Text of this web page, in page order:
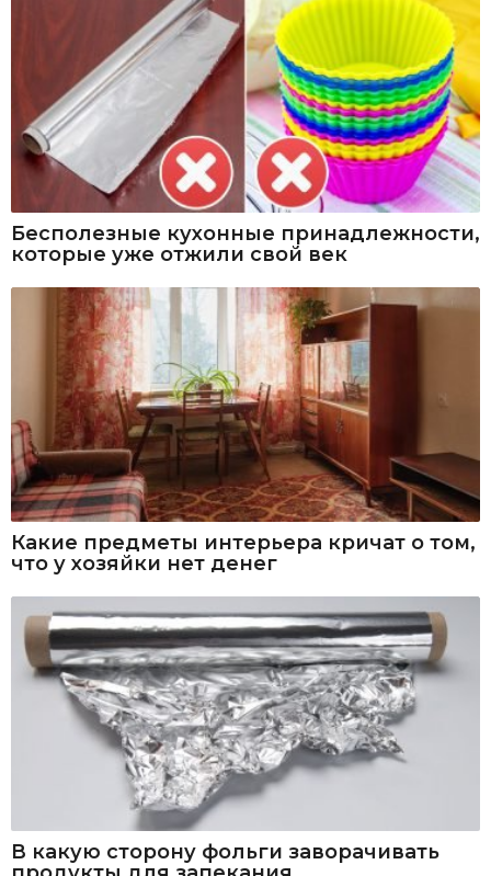
Бесполезные кухонные принадлежности,
которые уже отжили свой век
Какие предметы интерьера кричат о том,
что у хозяйки нет денег
В какую сторону фольги заворачивать